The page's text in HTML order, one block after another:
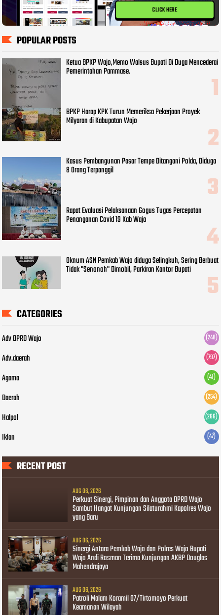
CLICK HERE
POPULAR POSTS
Ketua BPKP Wajo,Memo Walsus Bupati Di Duga Mencederai
Pemerintahan Pammase.
BPKP Harap KPK Turun Memeriksa Pekerjaan Proyek
Milyaran di Kabupatan Wajo
Kasus Pembangunan Pasar Tempe Ditangani Polda, Diduga
8 Orang Terpanggil
Rapat Evaluasi Pelaksanaan Gogus Tugas Percepatan
Penanganan Covid 19 Kab Wajo
Oknum ASN Pemkab Wajo diduga Selingkuh, Sering Berbuat
Tidak "Senonoh" Dimobil, Parkiran Kantor Bupati
CATEGORIES
Adv DPRD Wajo (248)
Adv.daerah (797)
Agama (41)
Daerah (254)
Halpol (266)
Iklan (47)
RECENT POST
AUG 06, 2026
Perkuat Sinergi, Pimpinan dan Anggota DPRD Wajo
Sambut Hangat Kunjungan Silaturahmi Kapolres Wajo
yang Baru
AUG 06, 2026
Sinergi Antara Pemkab Wajo dan Polres Wajo Bupati
Wajo Andi Rosman Terima Kunjungan AKBP Douglas
Mahendrajaya
AUG 06, 2026
Patroli Malam Koramil 07/Tirtomoyo Perkuat
Keamanan Wilayah